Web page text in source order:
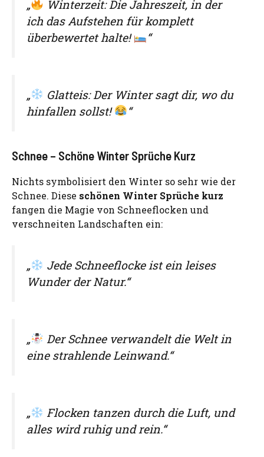
„
Winterzeit: Die Jahreszeit, in der
ich das Aufstehen für komplett
überbewertet halte!
“
„
Glatteis: Der Winter sagt dir, wo du
hinfallen sollst!
“
Schnee – Schöne Winter Sprüche Kurz
Nichts symbolisiert den Winter so sehr wie der
Schnee. Diese schönen Winter Sprüche kurz
fangen die Magie von Schneeflocken und
verschneiten Landschaften ein:
„
Jede Schneeflocke ist ein leises
Wunder der Natur.“
„
Der Schnee verwandelt die Welt in
eine strahlende Leinwand.“
„
Flocken tanzen durch die Luft, und
alles wird ruhig und rein.“